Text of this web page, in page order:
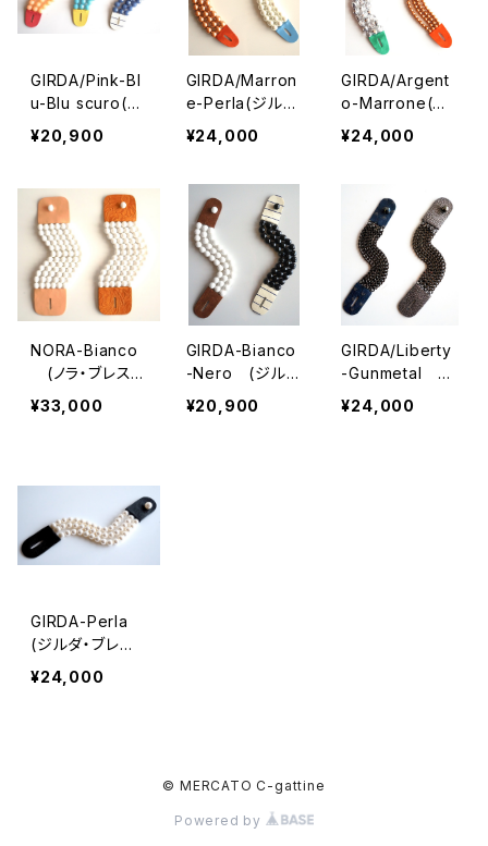
GIRDA/Pink-Bl
u-Blu scuro(ジ
ルダ・ブレスレッ
ト）3種類
¥20,900
GIRDA/Marron
e-Perla(ジル
ダ・ブレスレット）
2種類
¥24,000
GIRDA/Argent
o-Marrone(ジ
ルダ・ブレスレッ
ト）2種類
¥24,000
NORA-Bianco
(ノラ・ブレスレ
ット）２種類
¥33,000
GIRDA-Bianco
-Nero (ジル
ダ・ブレスレット）
¥20,900
GIRDA/Liberty
-Gunmetal
(ジルダ・ブレス
レット）２種類
¥24,000
GIRDA-Perla
(ジルダ・ブレス
レット）
¥24,000
© MERCATO C-gattine
Powered by